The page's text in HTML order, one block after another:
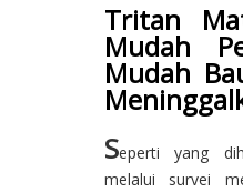
Tritan
Mudah
Mudah
Seperti yang
melalui survei